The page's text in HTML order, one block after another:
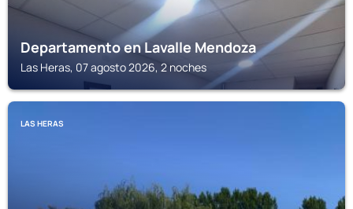
Departamento en Lavalle Mendoza
Las Heras, 07 agosto 2026, 2 noches
LAS HERAS